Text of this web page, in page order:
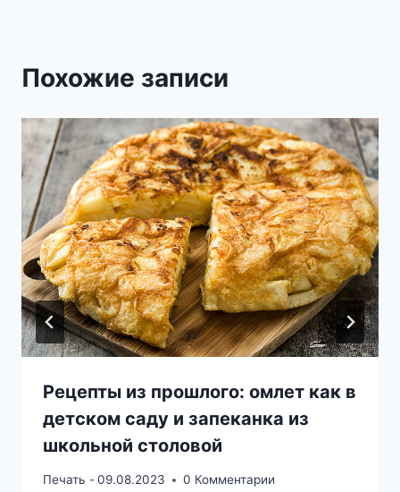
Похожие записи
Рецепты из прошлого: омлет как в
детском саду и запеканка из
школьной столовой
Печать -09.08.2023 0 Комментарии